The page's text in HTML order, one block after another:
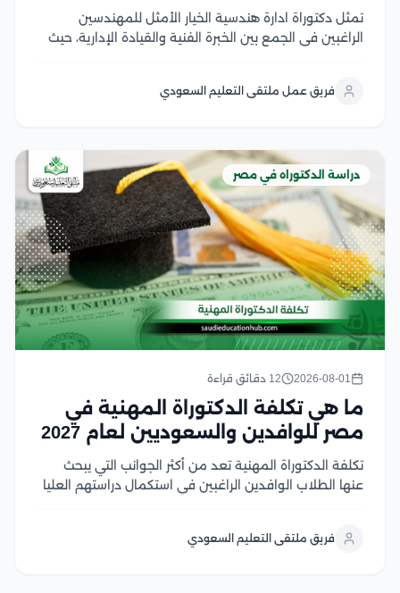
تمثل دكتوراة ادارة هندسية الخيار الأمثل للمهندسين
الراغبين في الجمع بين الخبرة الفنية والقيادة الإدارية، حيث
سوق العمل السعودي والخليجي وفي هذا المقال سوف
فريق عمل ملتقى التعليم السعودي
دراسة الدكتوراه في مصر
2026-08-01 12 دقائق قراءة
ما هي تكلفة الدكتوراة المهنية في
مصر للوافدين والسعوديين لعام 2027
تكلفة الدكتوراة المهنية تعد من أكثر الجوانب التي يبحث
عنها الطلاب الوافدين الراغبين في استكمال دراستهم العليا
عن هذا النوع من...
فريق ملتقى التعليم السعودي